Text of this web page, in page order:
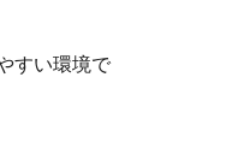
すい環境で